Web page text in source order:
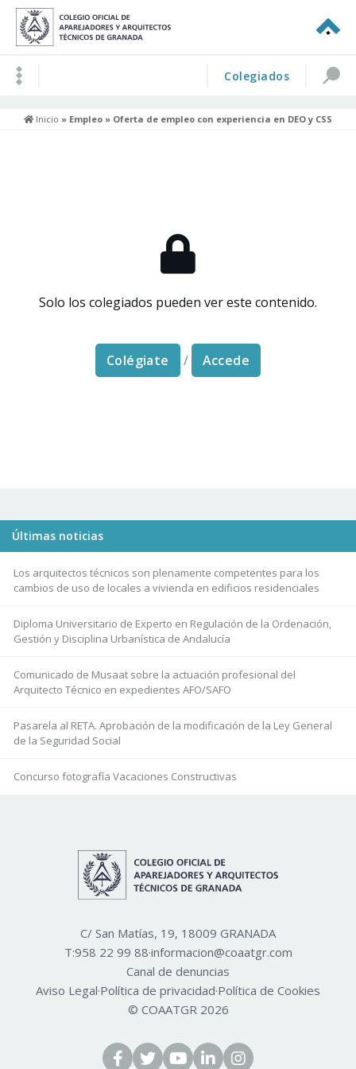
Colegiados
Inicio » Empleo » Oferta de empleo con experiencia en DEO y CSS
Solo los colegiados pueden ver este contenido.
Colégiate / Accede
Últimas noticias
Los arquitectos técnicos son plenamente competentes para los
cambios de uso de locales a vivienda en edificios residenciales
Diploma Universitario de Experto en Regulación de la Ordenación,
Gestión y Disciplina Urbanística de Andalucía
Comunicado de Musaat sobre la actuación profesional del
Arquitecto Técnico en expedientes AFO/SAFO
Pasarela al RETA. Aprobación de la modificación de la Ley General
de la Seguridad Social
Concurso fotografía Vacaciones Constructivas
C/ San Matías, 19, 18009 GRANADA
T:958 22 99 88·informacion@coaatgr.com
Canal de denuncias
Aviso Legal·Política de privacidad·Política de Cookies
© COAATGR 2026